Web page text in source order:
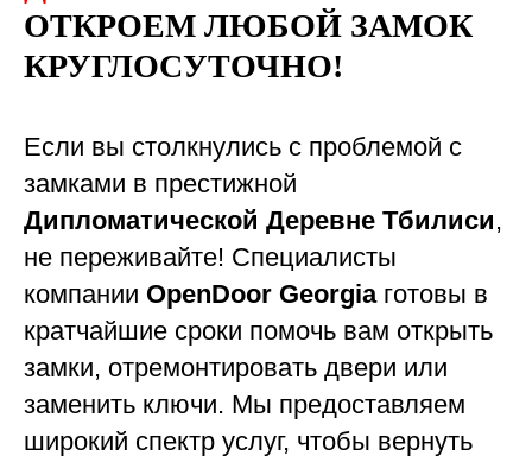
ОТКРОЕМ ЛЮБОЙ ЗАМОК
КРУГЛОСУТОЧНО!
Если вы столкнулись с проблемой с
замками в престижной
Дипломатической Деревне Тбилиси,
не переживайте! Специалисты
компании OpenDoor Georgiaготовы в
кратчайшие сроки помочь вам открыть
замки, отремонтировать двери или
заменить ключи. Мы предоставляем
широкий спектр услуг, чтобы вернуть